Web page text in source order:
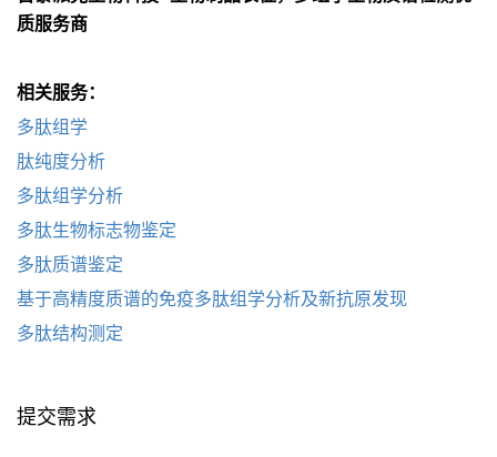
质服务商
相关服务：
多肽组学
肽纯度分析
多肽组学分析
多肽生物标志物鉴定
多肽质谱鉴定
基于高精度质谱的免疫多肽组学分析及新抗原发现
多肽结构测定
提交需求